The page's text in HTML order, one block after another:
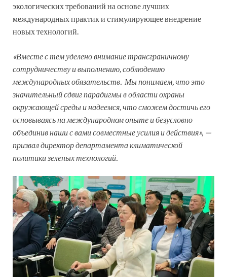
экологических требований на основе лучших
международных практик и стимулирующее внедрение
новых технологий.
«Вместе с тем уделено внимание трансграничному
сотрудничеству и выполнению, соблюдению
международных обязательств. Мы понимаем, что это
значительный сдвиг парадигмы в области охраны
окружающей среды и надеемся, что сможем достичь его
основываясь на международном опыте и безусловно
объединив наши с вами совместные усилия и действия», —
призвал директор департамента климатической
политики зеленых технологий.